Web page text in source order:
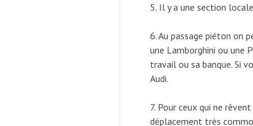
5. Il y a une section
6. Au passage piéton on
une Lamborghini ou une
travail ou sa banque. Si
Audi.
7. Pour ceux qui ne
déplacement très